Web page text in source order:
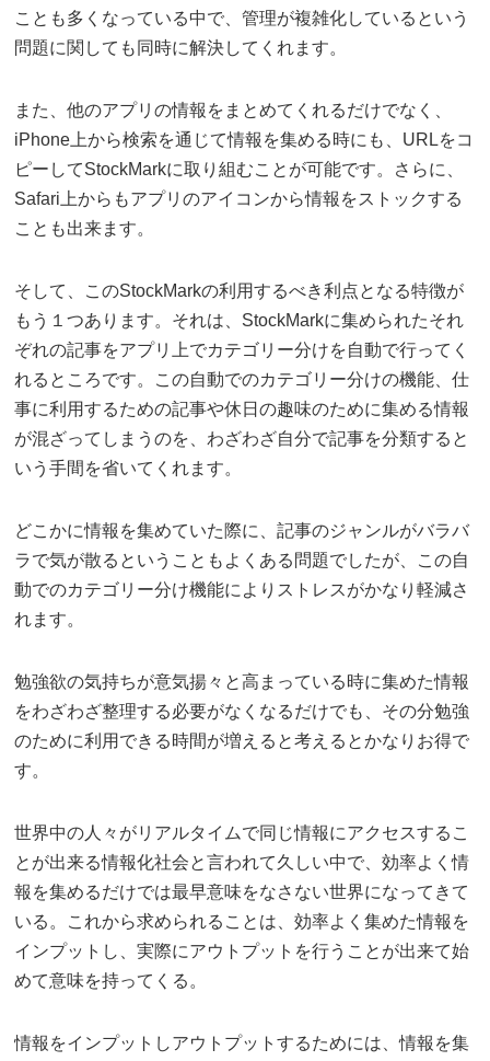
ことも多くなっている中で、管理が複雑化しているという
問題に関しても同時に解決してくれます。
また、他のアプリの情報をまとめてくれるだけでなく、
iPhone上から検索を通じて情報を集める時にも、URLをコ
ピーしてStockMarkに取り組むことが可能です。さらに、
Safari上からもアプリのアイコンから情報をストックする
ことも出来ます。
そして、このStockMarkの利用するべき利点となる特徴が
もう１つあります。それは、StockMarkに集められたそれ
ぞれの記事をアプリ上でカテゴリー分けを自動で行ってく
れるところです。この自動でのカテゴリー分けの機能、仕
事に利用するための記事や休日の趣味のために集める情報
が混ざってしまうのを、わざわざ自分で記事を分類すると
いう手間を省いてくれます。
どこかに情報を集めていた際に、記事のジャンルがバラバ
ラで気が散るということもよくある問題でしたが、この自
動でのカテゴリー分け機能によりストレスがかなり軽減さ
れます。
勉強欲の気持ちが意気揚々と高まっている時に集めた情報
をわざわざ整理する必要がなくなるだけでも、その分勉強
のために利用できる時間が増えると考えるとかなりお得で
す。
世界中の人々がリアルタイムで同じ情報にアクセスするこ
とが出来る情報化社会と言われて久しい中で、効率よく情
報を集めるだけでは最早意味をなさない世界になってきて
いる。これから求められることは、効率よく集めた情報を
インプットし、実際にアウトプットを行うことが出来て始
めて意味を持ってくる。
情報をインプットしアウトプットするためには、情報を集